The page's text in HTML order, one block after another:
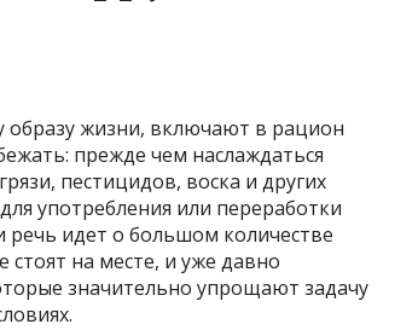
образу жизни, включают в рацион
прежде чем наслаждаться
пестицидов, воска и других
употребления или переработки
идет о большом количестве
стоят на месте, и уже давно
значительно упрощают задачу